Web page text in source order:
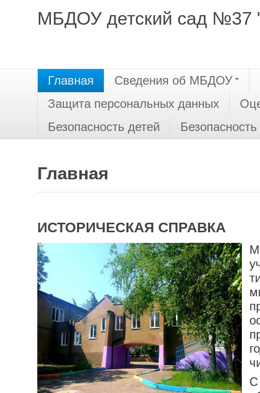
МБДОУ детский сад №37
Главная Сведения об МБДОУ
Защита персональных данных
Безопасность детей
Главная
ИСТОРИЧЕСКАЯ СПРАВКА
С